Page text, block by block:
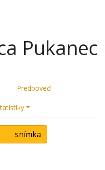
Pukanec
Predpoveď
snímka